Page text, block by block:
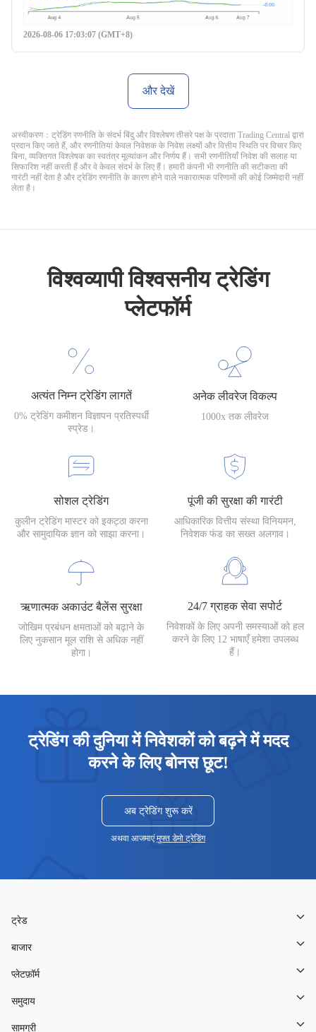
2026-08-06 17:03:07 (GMT+8)
और देखें
अस्वीकरण：ट्रेडिंग रणनीति के संदर्भ बिंदु और विश्लेषण तीसरे पक्ष के प्रदाता Trading Central द्वारा
प्रदान किए जाते हैं, और रणनीतियां केवल निवेशक के निवेश लक्ष्यों और वित्तीय स्थिति पर विचार किए
बिना, व्यक्तिगत विश्लेषक का स्वतंत्र मूल्यांकन और निर्णय हैं। सभी रणनीतियाँ निवेश की सलाह या
सिफारिश नहीं करती हैं और वे केवल संदर्भ के लिए हैं। हमारी कंपनी भी रणनीति की सटीकता की
गारंटी नहीं देता है और ट्रेडिंग रणनीति के कारण होने वाले नकारात्मक परिणामों की कोई जिम्मेदारी नहीं
लेता है।
विश्वव्यापी विश्वसनीय ट्रेडिंग
प्लेटफॉर्म
अत्यंत निम्न ट्रेडिंग लागतें
0% ट्रेडिंग कमीशन विज्ञापन प्रतिस्पर्धी
स्प्रेड।
अनेक लीवरेज विकल्प
1000x तक लीवरेज
सोशल ट्रेडिंग
कुलीन ट्रेडिंग मास्टर को इकट्ठा करना
और सामुदायिक ज्ञान को साझा करना।
पूंजी की सुरक्षा की गारंटी
आधिकारिक वित्तीय संस्था विनियमन,
निवेशक फंड का सख्त अलगाव।
ऋणात्मक अकाउंट बैलेंस सुरक्षा
जोखिम प्रबंधन क्षमताओं को बढ़ाने के
लिए नुकसान मूल राशि से अधिक नहीं
होगा।
24/7 ग्राहक सेवा सपोर्ट
निवेशकों के लिए अपनी समस्याओं को हल
करने के लिए 12 भाषाएँ हमेशा उपलब्ध
हैं।
ट्रेडिंग की दुनिया में निवेशकों को बढ़ने में मदद
करने के लिए बोनस छूट!
अब ट्रेडिंग शुरू करें
अथवा आजमाएंमुफ्त डेमो ट्रेडिंग
ट्रेड
बाजार
प्लेटफ़ॉर्म
समुदाय
सामग्री